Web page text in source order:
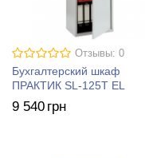
Отзывы: 0
Бухгалтерский шкаф
ПРАКТИК SL-125T EL
9 540 грн